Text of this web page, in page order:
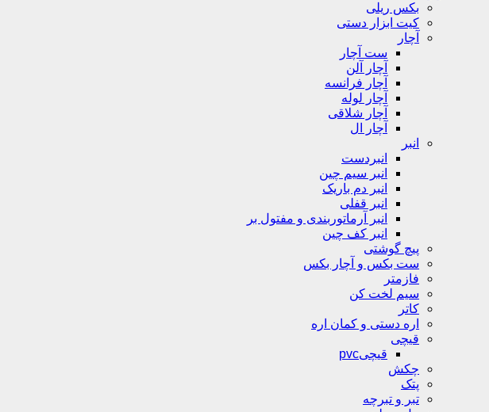
بکس ریلی
کیت ابزار دستی
آچار
ست آچار
آچار آلن
آچار فرانسه
آچار لوله
آچار شلاقی
آچار ال
انبر
انبردست
انبر سیم چین
انبر دم باریک
انبر قفلی
انبر آرماتوربندی و مفتول بر
انبر کف چین
پیچ گوشتی
ست بکس و آچار بکس
فازمتر
سیم لخت کن
کاتر
اره دستی و کمان اره
قیچی
قیچیpvc
چکش
پتک
تبر و تبرچه